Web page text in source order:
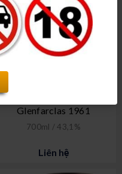
Glenfarclas 1961
700ml / 43,1%
Liên hệ